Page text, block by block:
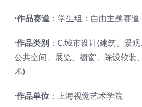
·作品赛道 ：学生组：自由主题赛道
·作品类别 ：C.城市设计(建筑、景
公共空间、展览、橱窗、陈设软装
术)
·作品单位 ：上海视觉艺术学院